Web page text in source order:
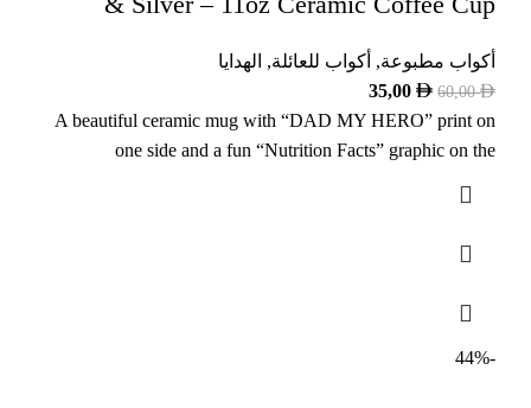
أكواب مطبوعة, أكواب للعائلة, الهدايا
60,00
35,00
A beautiful ceramic mug with “DAD MY HERO” print on
one side and a fun “Nutrition Facts” graphic on the
-44%